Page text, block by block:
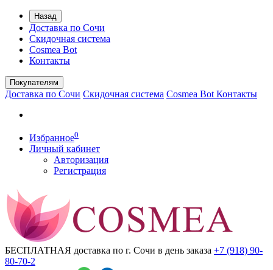
Назад
Доставка по Сочи
Скидочная система
Cosmea Bot
Контакты
Покупателям
Доставка по Сочи Скидочная система Cosmea Bot Контакты
Избранное0
Личный кабинет
Авторизация
Регистрация
БЕСПЛАТНАЯ доставка по г. Сочи в день заказа +7 (918) 90-
80-70-2